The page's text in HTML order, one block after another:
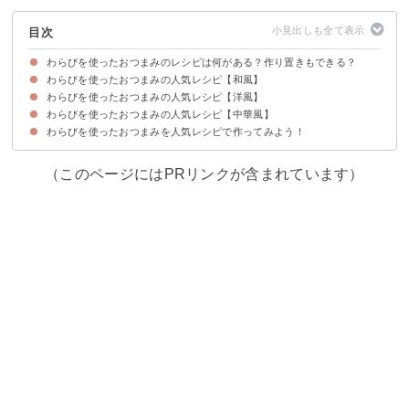
目次
わらびを使ったおつまみのレシピは何がある？作り置きもできる？
わらびを使ったおつまみの人気レシピ【和風】
①わらびの定番おひたし
②作り置きにも最適なわらびの炒め煮
③ワサビ風味のわらびの煮物
④わらびの酢味噌和え
⑤わらびと梅のねばねば和風サラダ
⑥柔らかくなったわらびの活用に！わらびのたたき
⑦作り置きできるわらびの佃煮
⑧わらびの卵とじ
⑨わらびの一本漬け
⑩わらびのマヨ醤油和え
⑪わらびの天ぷら
⑫わらびの炊き込みご飯
わらびを使ったおつまみの人気レシピ【洋風】
①わらびとベーコンのソテー
②わらびとワカメのサラダ
③わらびの生ハム巻き
④わらびときのこのガーリックオイル和え
⑤わらびとサーモンのたたき
⑥わらびの魚醤パスタ
わらびを使ったおつまみの人気レシピ【中華風】
①わらびのごま油炒め
②わらびの定番ナムル
③作り置きにもおすすめの中華風ピリ辛わらびの煮物
④わらびと豚バラ肉のオイスターソース炒め
わらびを使ったおつまみを人気レシピで作ってみよう！
（このページにはPRリンクが含まれています）